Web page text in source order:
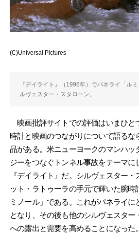
(C)Universal Pictures
『デイライト』（1996年）でパネライ「ル
ルヴェスター・スタローン。
映画批評サイトでの評価はいまひと
時計と映画のつながりについて語るな
品がある。米ニューヨークのマンハッ
ジーをつなぐトンネル事故をテーマに
『デイライト』だ。シルヴェスター
ット・ラトゥーラの手元で輝いた腕時
ミノール」である。これがパネライに
となり、その後も他のシルヴェスター
への露出と需要を高めることになった